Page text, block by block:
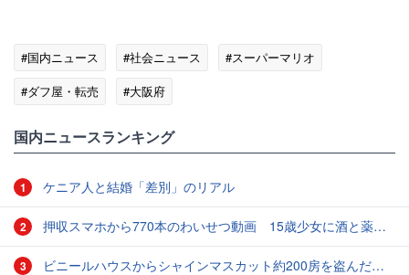
#国内ニュース #社会ニュース
#スーパーマリオ
#ダフ屋・転売
#大阪府
国内ニュースランキング
1 ケニア人と結婚「差別」のリアル
2 押収スマホから770本のわいせつ動画 15歳少女に酒と薬飲ませ性的暴行か 54歳男を再逮捕 「薬もありますよ」とSNSで誘い出し
3 ビニールハウスからシャインマスカット約200房を盗んだ疑い ネットで販売か 無職の男（42）逮捕 岡山県警